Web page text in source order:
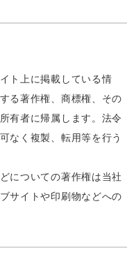
ト上に掲載している情
る著作権、商標権、その
有者に帰属します。法令
なく複製、転用等を行う
についての著作権は当社
サイトや印刷物などへの